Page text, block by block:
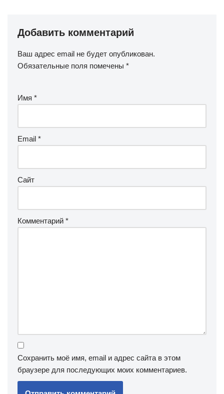
Добавить комментарий
Ваш адрес email не будет опубликован.
Обязательные поля помечены *
Имя *
Email *
Сайт
Комментарий *
Сохранить моё имя, email и адрес сайта в этом
браузере для последующих моих комментариев.